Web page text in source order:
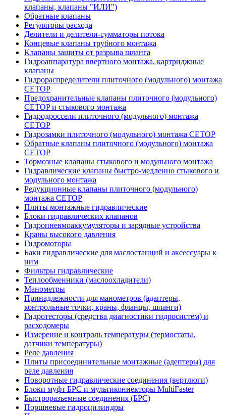
клапаны, клапаны "ИЛИ")
Обратные клапаны
Регуляторы расхода
Делители и делители-сумматоры потока
Концевые клапаны трубного монтажа
Клапаны защиты от разрыва шланга
Гидроаппаратура ввертного монтажа, картриджные
клапаны
Гидрораспределители плиточного (модульного) монтажa
CETOP
Предохранительные клапаны плиточного (модульного)
CETOP и стыкового монтажа
Гидродроссели плиточного (модульного) монтажа
CETOP
Гидрозамки плиточного (модульного) монтажа CETOP
Обратные клапаны плиточного (модульного) монтажа
CETOP
Тормозные клапаны стыкового и модульного монтажа
Гидравлические клапаны быстро-медленно стыкового и
модульного монтажа
Редукционные клапаны плиточного (модульного)
монтажа CETOP
Плиты монтажные гидравлические
Блоки гидравлических клапанов
Гидропневмоаккумуляторы и зарядные устройства
Краны высокого давления
Гидромоторы
Баки гидравлические для маслостанций и аксессуары к
ним
Фильтры гидравлические
Теплообменники (маслоохладители)
Манометры
Принадлежности для манометров (адаптеры,
контрольные точки, краны, фланцы, шланги)
Гидротесторы (средства диагностики гидросистем) и
расходомеры
Измерение и контроль температуры (термостаты,
датчики температуры)
Реле давления
Плиты присоединительные монтажные (адептеры) для
реле давления
Поворотные гидравлические соединения (вертлюги)
Блоки муфт БРС и мультиконнекторы MultiFaster
Быстроразъемные соединения (БРС)
Поршневые гидроцилиндры